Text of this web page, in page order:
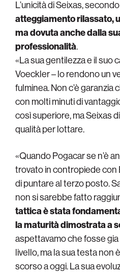
L’unicità di Seixas,
atteggiamento rilassato,
ma dovuta anche dalla
professionalità.
«La sua gentilezza e il suo
Voeckler – lo rendono un
fulminea. Non c’è garanzia
con molti minuti di
così superiore, ma Seixas
qualità per lottare.
«Quando Pogacar se n’è
trovato in contropiede con
di puntare al terzo posto.
non si sarebbe fatto
tattica è stata
la maturità dimostrata a
aspettavamo che fosse
livello, ma la sua testa non
scorso a oggi. La sua